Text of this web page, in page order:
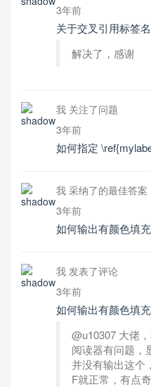
3年前
关于交叉引用标签
解决了，感谢
我 关注了问题
3年前
如何指定
我 采纳了的最佳答案
3年前
如何输出有颜色填
我 发表了评论
3年前
如何输出有颜色填
@u10307 大佬
阅读器有问题，
并没有输出这个
F就正常，有点